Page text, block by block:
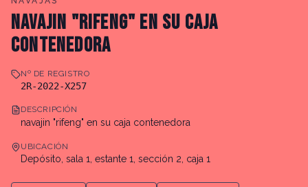
NAVAJIN "RIFENG" EN SU CAJA
CONTENEDORA
Nº DE REGISTRO
2R-2022-X257
DESCRIPCIÓN
navajin "rifeng" en su caja contenedora
UBICACIÓN
Depósito, sala 1, estante 1, sección 2, caja 1